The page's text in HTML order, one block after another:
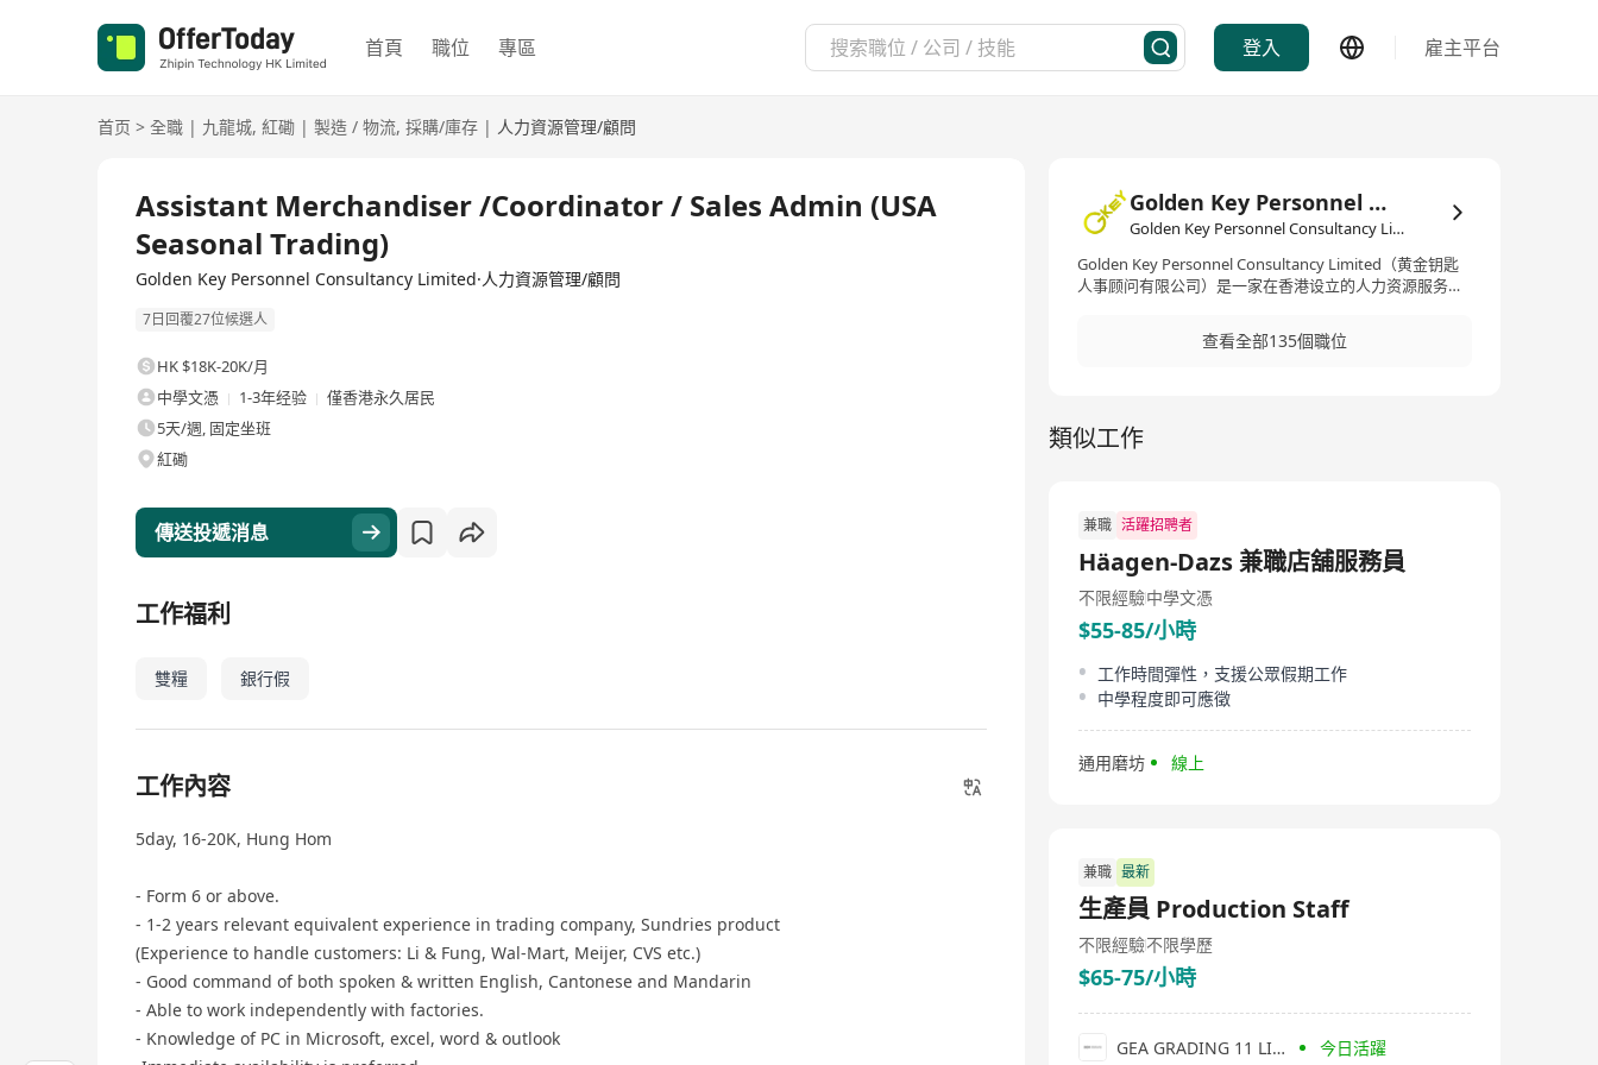
首頁 職位 專區 登入 雇主平台
首页 > 全職 | 九龍城, 紅磡 | 製造 / 物流, 採購/庫存 | 人力資源管理/顧問
Assistant Merchandiser /Coordinator / Sales Admin (USA
Seasonal Trading)
Golden Key Personnel Consultancy Limited·人力資源管理/顧問
7日回覆27位候選人
HK $18K-20K/月
中學文憑
1-3年经验
僅香港永久居民
5天/週, 固定坐班
紅磡
傳送投遞消息
工作福利
雙糧 銀行假
工作內容
5day, 16-20K, Hung Hom
- Form 6 or above.
- 1-2 years relevant equivalent experience in trading company, Sundries product
(Experience to handle customers: Li & Fung, Wal-Mart, Meijer, CVS etc.)
- Good command of both spoken & written English, Cantonese and Mandarin
- Able to work independently with factories.
- Knowledge of PC in Microsoft, excel, word & outlook
Golden Key Personnel Consultancy Limited
Golden Key Personnel Consultancy Limited·人力資源管理/顧問
Golden Key Personnel Consultancy Limited（黄金钥匙
人事顾问有限公司）是一家在香港设立的人力资源服务公
模式。我们提供高管、毕业生、信息通信技术、专业领域
和专业人才的招聘服务，为公司和个人搭建桥梁。作为领
激情的人力资源专家组成，他们将为您提供全面的招聘解
决方案。Golden Key Personnel Consultancy Limited成
理解和满足他们的具体需求，为他们寻找优秀的人才。无
领域，我们都将为您提供个性化的招聘解决方案。Golden
Key Personnel Consultancy Limited始终关注市场的变化
和发展趋势，以便更好地满足企业和个人的需求。无论您
是寻找优秀的人才还是寻找理想的职位，我们都将竭诚为
established in Hong Kong, is a human resources service
company dedicated to providing exceptional
opportunities and facilitating successful models for
outstanding talents. We offer recruitment services for
executives, graduates, information communication
technology, professional fields, and specialized talents,
years of experience and expertise to help businesses
and individuals achieve their shared goals. Our team
comprises experienced and passionate human
resources professionals who provide comprehensive
recruitment solutions. Founded in 2020, Golden Key
Personnel Consultancy Limited operates on the
principles of putting people first and professionalism,
committed to delivering top-notch human resource
industries to understand and meet their specific needs,
查看全部135個職位
類似工作
兼職 活躍招聘者
Häagen-Dazs 兼職店舖服務員
不限經驗中學文憑
$55-85/小時
工作時間彈性，支援公眾假期工作
中學程度即可應徵
通用磨坊 線上
兼職 最新
生產員 Production Staff
不限經驗不限學歷
$65-75/小時
GEA GRADING 11 LIMITED 今日活躍